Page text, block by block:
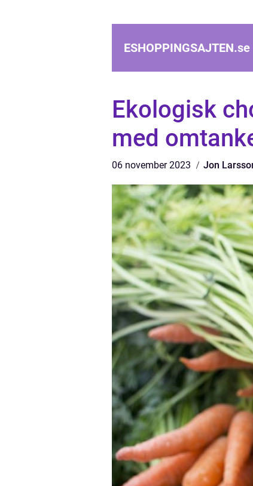
ESHOPPINGSAJTEN.se
Ekologisk
med
06 november 2023 Jon